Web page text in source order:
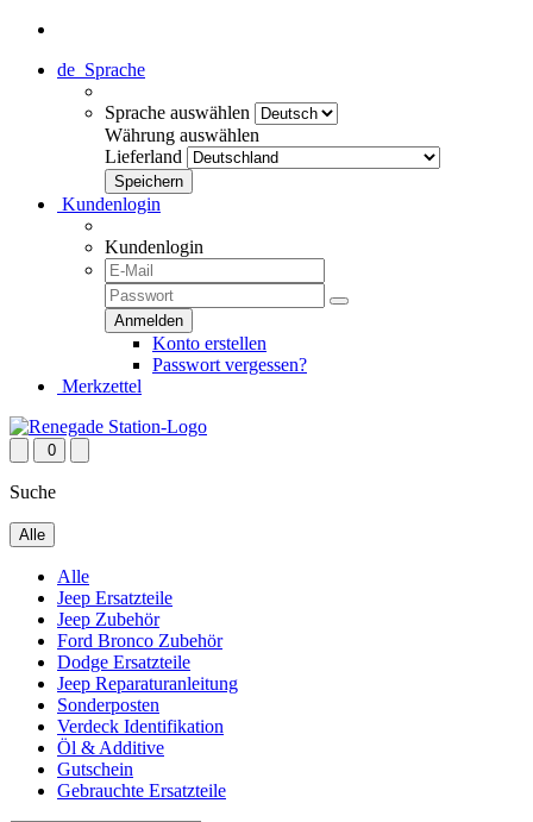
de Sprache
Sprache auswählen
Währung auswählen
Lieferland
Kundenlogin
Kundenlogin
Konto erstellen
Passwort vergessen?
Merkzettel
0
Suche
Alle
Alle
Jeep Ersatzteile
Jeep Zubehör
Ford Bronco Zubehör
Dodge Ersatzteile
Jeep Reparaturanleitung
Sonderposten
Verdeck Identifikation
Öl & Additive
Gutschein
Gebrauchte Ersatzteile